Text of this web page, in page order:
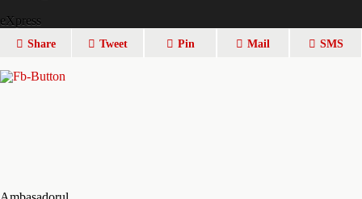
eXpress
Share Tweet Pin Mail SMS